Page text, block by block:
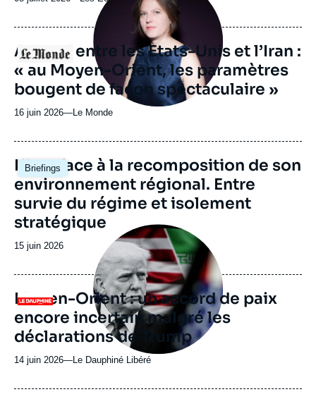
journal,
revue
ou
émission
Logo
médiatique
Accord entre les Etats-Unis et l’Iran :
« au Moyen-Orient, les paramètres
bougent de façon spectaculaire »
16 juin 2026—Nom
journal,
ou
émission
Le Monde
Briefings
Image
principale
L’Iran face à la recomposition de son
environnement régional. Entre
survie du régime et isolement
stratégique
Date
publication
15 juin 2026
Logo
Image
principale
médiatique
Moyen-Orient : un accord de paix
encore incertain malgré les
déclarations de Trump
14 juin 2026—Nom
journal,
Le Dauphiné Libéré